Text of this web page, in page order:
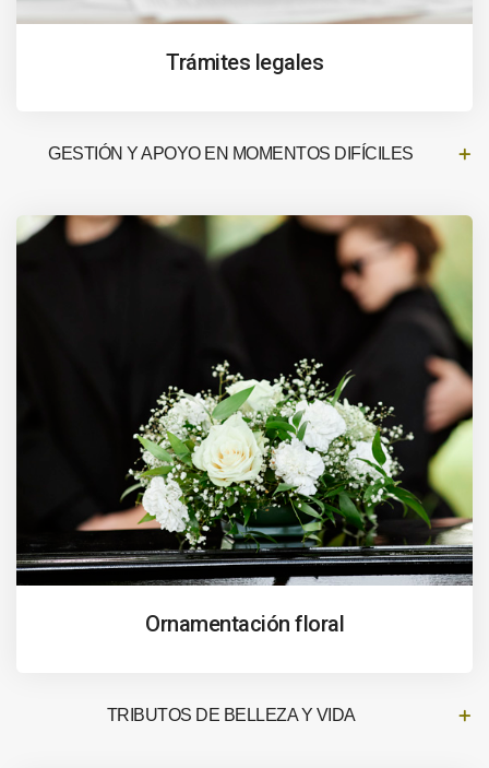
Trámites legales
GESTIÓN Y APOYO EN MOMENTOS DIFÍCILES
Ornamentación floral
TRIBUTOS DE BELLEZA Y VIDA